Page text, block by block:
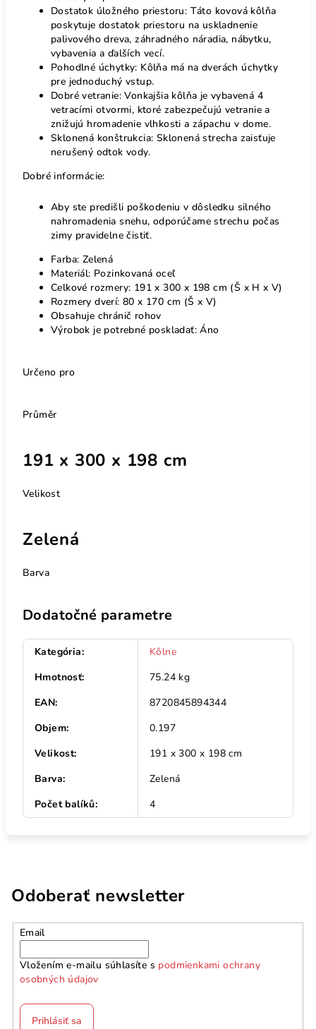
Dostatok úložného priestoru: Táto kovová kôlňa
poskytuje dostatok priestoru na uskladnenie
palivového dreva, záhradného náradia, nábytku,
vybavenia a ďalších vecí.
Pohodlné úchytky: Kôlňa má na dverách úchytky
pre jednoduchý vstup.
Dobré vetranie: Vonkajšia kôlňa je vybavená 4
vetracími otvormi, ktoré zabezpečujú vetranie a
znižujú hromadenie vlhkosti a zápachu v dome.
Sklonená konštrukcia: Sklonená strecha zaisťuje
nerušený odtok vody.
Dobré informácie:
Aby ste predišli poškodeniu v dôsledku silného
nahromadenia snehu, odporúčame strechu počas
zimy pravidelne čistiť.
Farba: Zelená
Materiál: Pozinkovaná oceľ
Celkové rozmery: 191 x 300 x 198 cm (Š x H x V)
Rozmery dverí: 80 x 170 cm (Š x V)
Obsahuje chránič rohov
Výrobok je potrebné poskladať: Áno
Určeno pro
Průměr
191 x 300 x 198 cm
Velikost
Zelená
Barva
Dodatočné parametre
Kategória:
Kôlne
Hmotnosť:
75.24 kg
EAN:
8720845894344
Objem:
0.197
Velikost:
191 x 300 x 198 cm
Barva:
Zelená
Počet balíků: 4
Odoberať newsletter
Email
Vložením e-mailu súhlasíte s podmienkami ochrany
osobných údajov
Prihlásiť sa